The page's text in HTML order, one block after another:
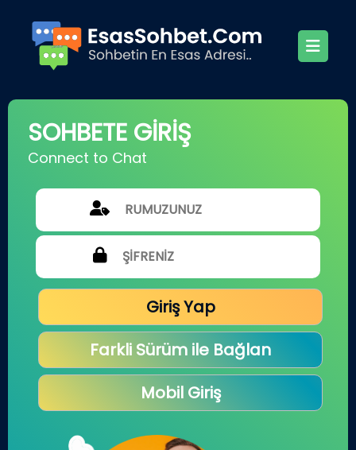
SOHBETE GİRİŞ
Connect to Chat
Giriş Yap
Farkli Sürüm ile Bağlan
Mobil Giriş